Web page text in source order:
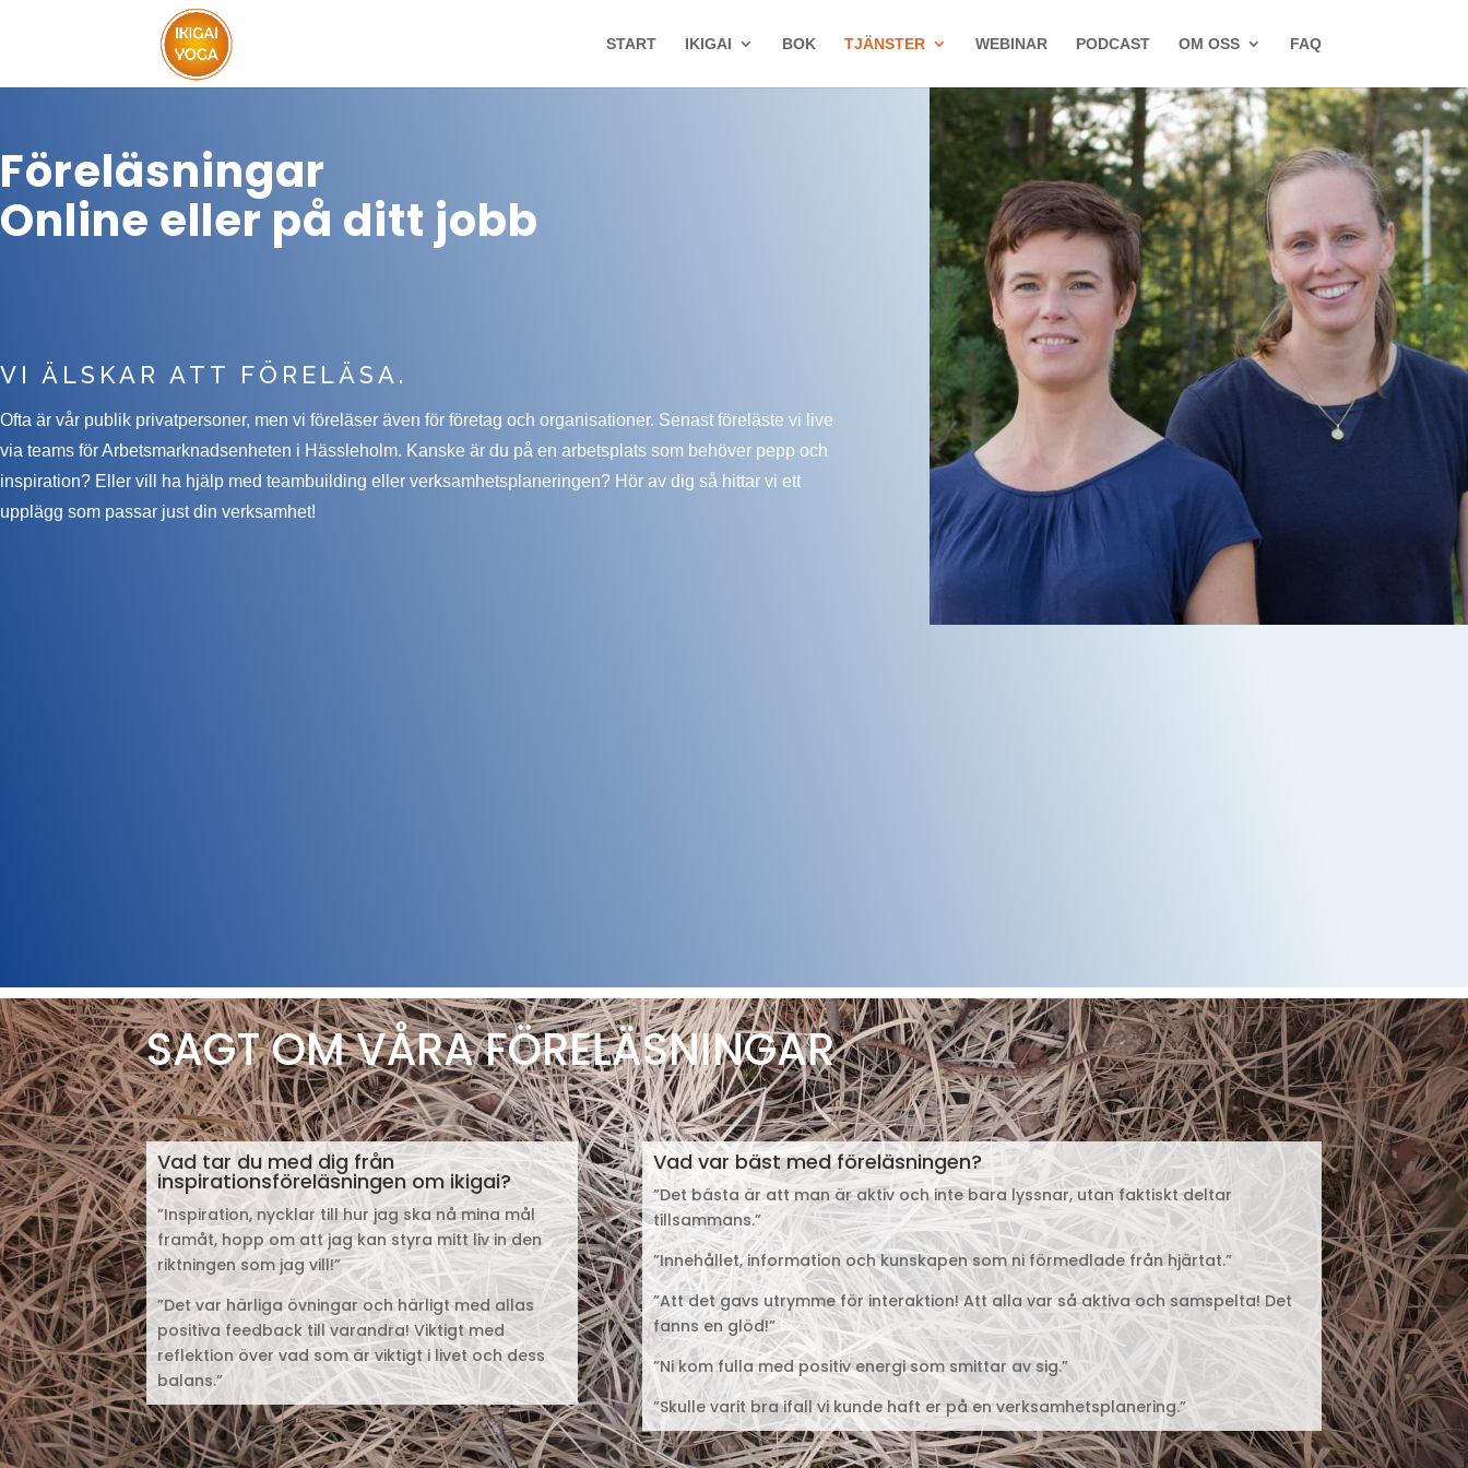
START IKIGAI BOK TJÄNSTER WEBINAR PODCAST OM OSS FAQ
Föreläsningar
Online eller på ditt jobb
VI ÄLSKAR ATT FÖRELÄSA.
Ofta är vår publik privatpersoner, men vi föreläser även för företag och organisationer. Senast föreläste vi live
via teams för Arbetsmarknadsenheten i Hässleholm. Kanske är du på en arbetsplats som behöver pepp och
inspiration? Eller vill ha hjälp med teambuilding eller verksamhetsplaneringen? Hör av dig så hittar vi ett
upplägg som passar just din verksamhet!
SAGT OM VÅRA FÖRELÄSNINGAR
Vad tar du med dig från
inspirationsföreläsningen om ikigai?
”Inspiration, nycklar till hur jag ska nå mina mål
framåt, hopp om att jag kan styra mitt liv in den
riktningen som jag vill!”
”Det var härliga övningar och härligt med allas
positiva feedback till varandra! Viktigt med
reflektion över vad som är viktigt i livet och dess
balans.”
Vad var bäst med föreläsningen?
”Det bästa är att man är aktiv och inte bara lyssnar, utan faktiskt deltar
tillsammans.”
”Innehållet, information och kunskapen som ni förmedlade från hjärtat.”
”Att det gavs utrymme för interaktion! Att alla var så aktiva och samspelta! Det
fanns en glöd!”
”Ni kom fulla med positiv energi som smittar av sig.”
”Skulle varit bra ifall vi kunde haft er på en verksamhetsplanering.”